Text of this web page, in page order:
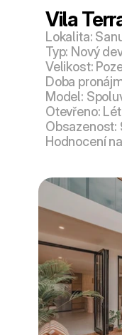
Vila
Lokalita:
Typ: Nový
Velikost:
Doba
Model:
Otevřeno:
Obsazenost:
Hodnocení